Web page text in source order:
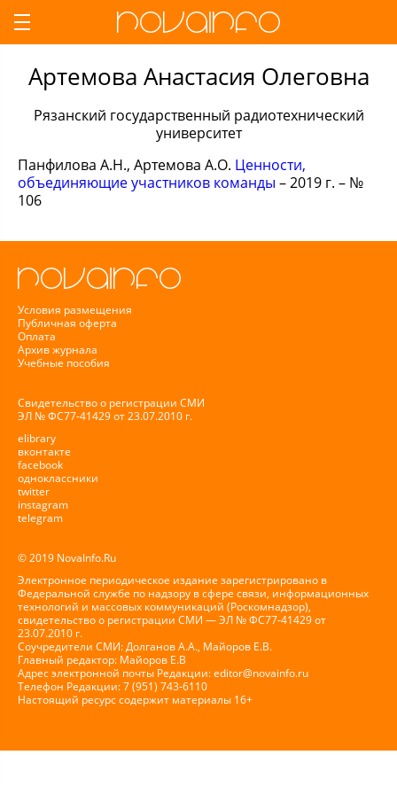
Артемова Анастасия Олеговна
Рязанский государственный радиотехнический
университет
Панфилова А.Н., Артемова А.О. Ценности,
объединяющие участников команды – 2019 г. – №
106
Условия размещения
Публичная оферта
Оплата
Архив журнала
Учебные пособия
Свидетельство о регистрации СМИ
ЭЛ № ФС77-41429 от 23.07.2010 г.
elibrary
вконтакте
facebook
одноклассники
twitter
instagram
telegram
© 2019 NovaInfo.Ru
Электронное периодическое издание зарегистрировано в
Федеральной службе по надзору в сфере связи, информационных
технологий и массовых коммуникаций (Роскомнадзор),
свидетельство о регистрации СМИ — ЭЛ № ФС77-41429 от
23.07.2010 г.
Соучредители СМИ: Долганов А.А., Майоров Е.В.
Главный редактор: Майоров Е.В
Адрес электронной почты Редакции:editor@novainfo.ru
Телефон Редакции: 7 (951) 743-6110
Настоящий ресурс содержит материалы 16+